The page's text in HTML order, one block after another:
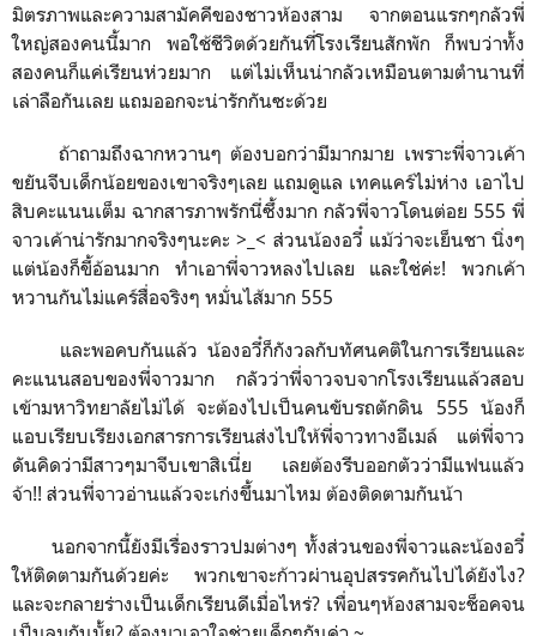
มิตรภาพและความสามัคคีของชาวห้องสาม จากตอนแรกๆกลัวพี่
ใหญ่สองคนนี้มาก พอใช้ชีวิตด้วยกันที่โรงเรียนสักพัก ก็พบว่าทั้ง
สองคนก็แค่เรียนห่วยมาก แต่ไม่เห็นน่ากลัวเหมือนตามตำนานที่
เล่าลือกันเลย แถมออกจะน่ารักกันซะด้วย
ถ้าถามถึงฉากหวานๆ ต้องบอกว่ามีมากมาย เพราะพี่จาวเค้า
ขยันจีบเด็กน้อยของเขาจริงๆเลย แถมดูแล เทคแคร์ไม่ห่าง เอาไป
สิบคะแนนเต็ม ฉากสารภาพรักนี่ซึ้งมาก กลัวพี่จาวโดนต่อย 555 พี่
จาวเค้าน่ารักมากจริงๆนะคะ >_< ส่วนน้องอวี๋ แม้ว่าจะเย็นชา นิ่งๆ
แต่น้องก็ขี้อ้อนมาก ทำเอาพี่จาวหลงไปเลย และใช่ค่ะ! พวกเค้า
หวานกันไม่แคร์สื่อจริงๆ หมั่นไส้มาก 555
และพอคบกันแล้ว น้องอวี๋ก็กังวลกับทัศนคติในการเรียนและ
คะแนนสอบของพี่จาวมาก กลัวว่าพี่จาวจบจากโรงเรียนแล้วสอบ
เข้ามหาวิทยาลัยไม่ได้ จะต้องไปเป็นคนขับรถตักดิน 555 น้องก็
แอบเรียบเรียงเอกสารการเรียนส่งไปให้พี่จาวทางอีเมล์ แต่พี่จาว
ดันคิดว่ามีสาวๆมาจีบเขาสิเนี่ย เลยต้องรีบออกตัวว่ามีแฟนแล้ว
จ้า!! ส่วนพี่จาวอ่านแล้วจะเก่งขึ้นมาไหม ต้องติดตามกันน้า
นอกจากนี้ยังมีเรื่องราวปมต่างๆ ทั้งส่วนของพี่จาวและน้องอวี๋
ให้ติดตามกันด้วยค่ะ พวกเขาจะก้าวผ่านอุปสรรคกันไปได้ยังไง?
และจะกลายร่างเป็นเด็กเรียนดีเมื่อไหร่? เพื่อนๆห้องสามจะช็อคจน